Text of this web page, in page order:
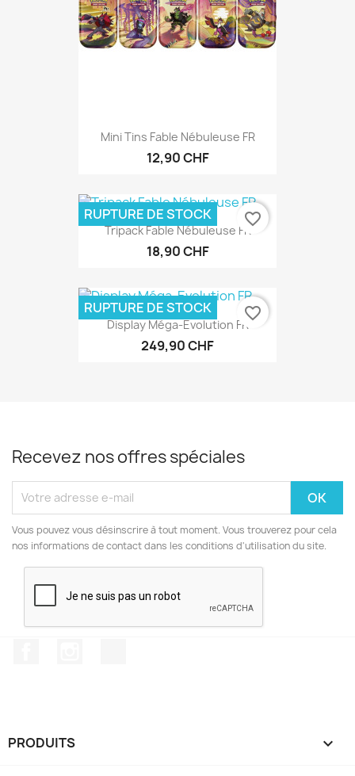
Mini Tins Fable Nébuleuse FR
12,90 CHF
Tripack Fable Nébuleuse FR
18,90 CHF
RUPTURE DE STOCK favorite_border
Display Méga-Evolution FR
249,90 CHF
RUPTURE DE STOCK favorite_border
Recevez nos offres spéciales
Vous pouvez vous désinscrire à tout moment. Vous trouverez pour cela
nos informations de contact dans les conditions d'utilisation du site.
PRODUITS 